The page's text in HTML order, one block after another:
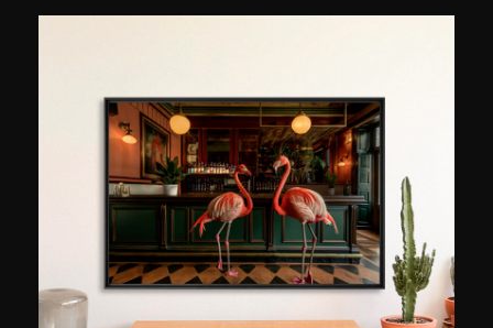
reflex numérique, il commence à diffuser ses
images sur les réseaux sociaux, celles-ci sont
ensuite publiées dans divers magazines
allemands (Foto Praxis, Focus ou encore ELLE
City). Les thèmes de prédilection de Jörg
Wanderer sont les paysages urbains, les scènes
de rue, l’architecture et l’énergie lumineuse.
Épris de voyages qu’il mène aux quatre coins du